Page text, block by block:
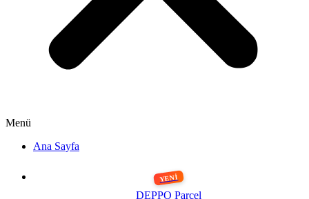
Menü
Ana Sayfa
DEPPO Parcel